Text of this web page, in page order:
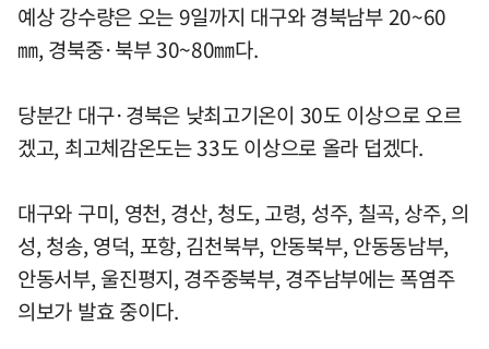
예상 강수량은 오는 9일까지 대구와 경북남부 20~60
㎜, 경북중·북부 30~80㎜다.
당분간 대구·경북은 낮최고기온이 30도 이상으로 오르
겠고, 최고체감온도는 33도 이상으로 올라 덥겠다.
대구와 구미, 영천, 경산, 청도, 고령, 성주, 칠곡, 상주, 의
성, 청송, 영덕, 포항, 김천북부, 안동북부, 안동동남부,
안동서부, 울진평지, 경주중북부, 경주남부에는 폭염주
의보가 발효 중이다.